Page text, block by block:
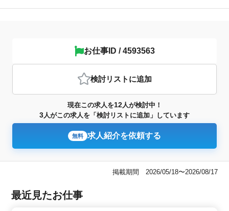
お仕事ID / 4593563
検討リスト に追加
現在この求人を12人が検討中！
3人がこの求人を「検討リストに追加」しています
無料 求人紹介を依頼する
掲載期間 2026/05/18〜2026/08/17
最近見たお仕事